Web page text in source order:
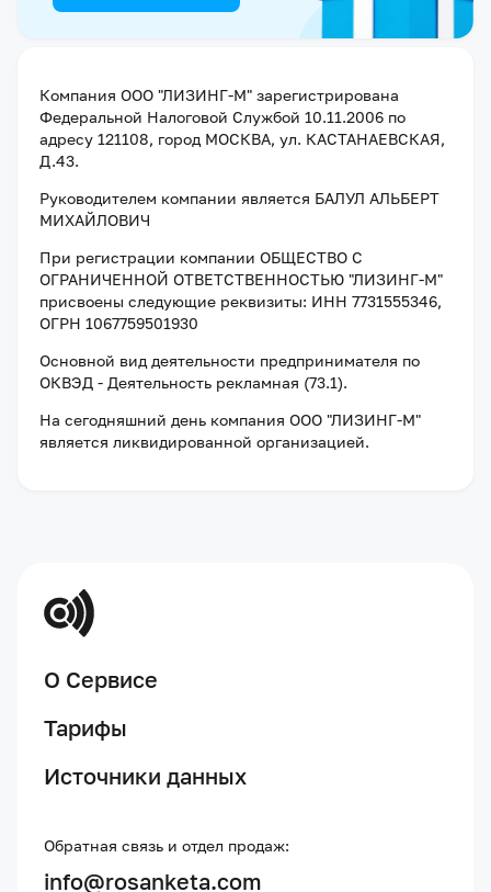
Компания ООО "ЛИЗИНГ-М" зарегистрирована
Федеральной Налоговой Службой 10.11.2006 по
адресу 121108, город МОСКВА, ул. КАСТАНАЕВСКАЯ,
Д.43.
Руководителем компании является БАЛУЛ АЛЬБЕРТ
МИХАЙЛОВИЧ
При регистрации компании ОБЩЕСТВО С
ОГРАНИЧЕННОЙ ОТВЕТСТВЕННОСТЬЮ "ЛИЗИНГ-М"
присвоены следующие реквизиты: ИНН 7731555346,
ОГРН 1067759501930
Основной вид деятельности предпринимателя по
ОКВЭД - Деятельность рекламная (73.1).
На сегодняшний день компания ООО "ЛИЗИНГ-М"
является ликвидированной организацией.
О Сервисе
Тарифы
Источники данных
Обратная связь и отдел продаж:
info@rosanketa.com